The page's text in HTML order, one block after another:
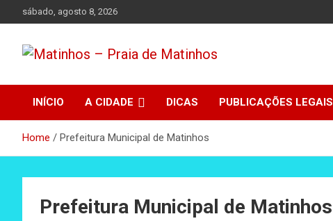
to
sábado, agosto 8, 2026
Matinhos – Praia de
Matinhos
INÍCIO A CIDADE DICAS PUBLICAÇÕES LEGAIS
Home Prefeitura Municipal de Matinhos
Prefeitura Municipal de Matinhos